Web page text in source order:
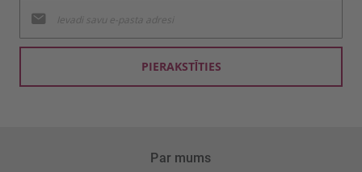
jaunumu
saņemšanai:
PIERAKSTĪTIES
Par mums